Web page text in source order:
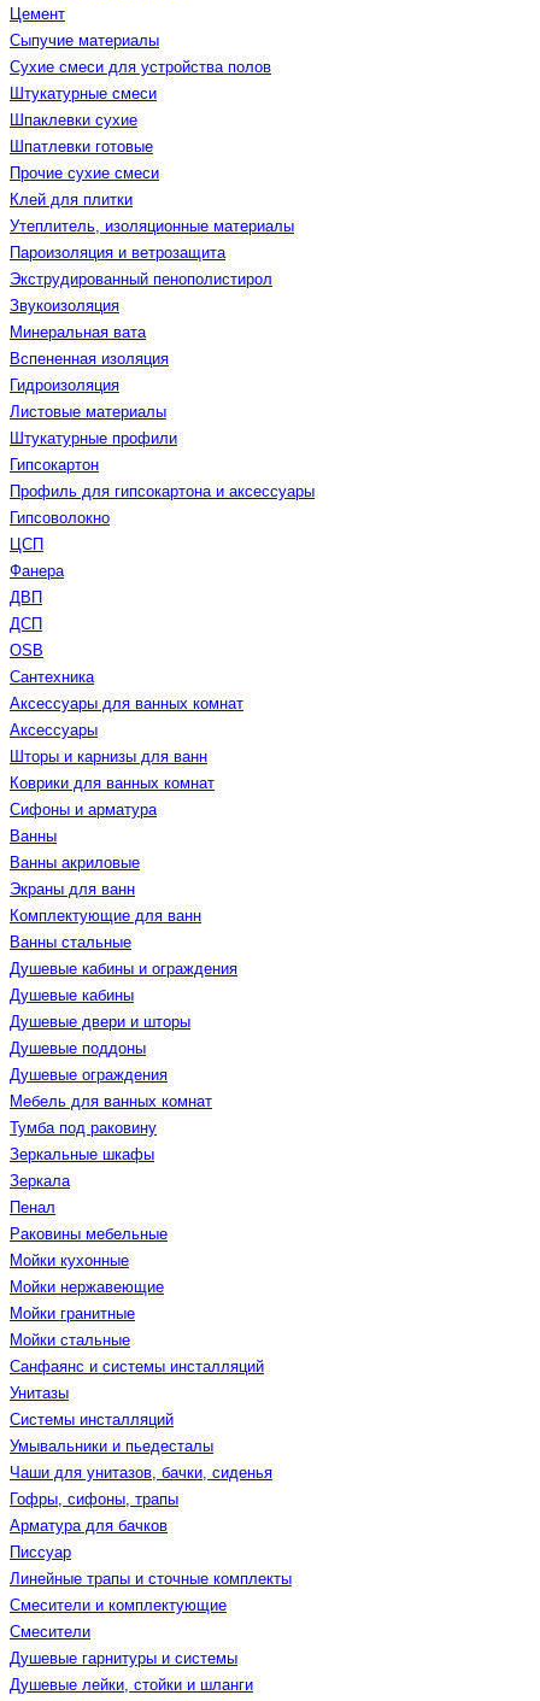
Цемент
Сыпучие материалы
Сухие смеси для устройства полов
Штукатурные смеси
Шпаклевки сухие
Шпатлевки готовые
Прочие сухие смеси
Клей для плитки
Утеплитель, изоляционные материалы
Пароизоляция и ветрозащита
Экструдированный пенополистирол
Звукоизоляция
Минеральная вата
Вспененная изоляция
Гидроизоляция
Листовые материалы
Штукатурные профили
Гипсокартон
Профиль для гипсокартона и аксессуары
Гипсоволокно
ЦСП
Фанера
ДВП
ДСП
OSB
Сантехника
Аксессуары для ванных комнат
Аксессуары
Шторы и карнизы для ванн
Коврики для ванных комнат
Сифоны и арматура
Ванны
Ванны акриловые
Экраны для ванн
Комплектующие для ванн
Ванны стальные
Душевые кабины и ограждения
Душевые кабины
Душевые двери и шторы
Душевые поддоны
Душевые ограждения
Мебель для ванных комнат
Тумба под раковину
Зеркальные шкафы
Зеркала
Пенал
Раковины мебельные
Мойки кухонные
Мойки нержавеющие
Мойки гранитные
Мойки стальные
Санфаянс и системы инсталляций
Унитазы
Системы инсталляций
Умывальники и пьедесталы
Чаши для унитазов, бачки, сиденья
Гофры, сифоны, трапы
Арматура для бачков
Писсуар
Линейные трапы и сточные комплекты
Смесители и комплектующие
Смесители
Душевые гарнитуры и системы
Душевые лейки, стойки и шланги